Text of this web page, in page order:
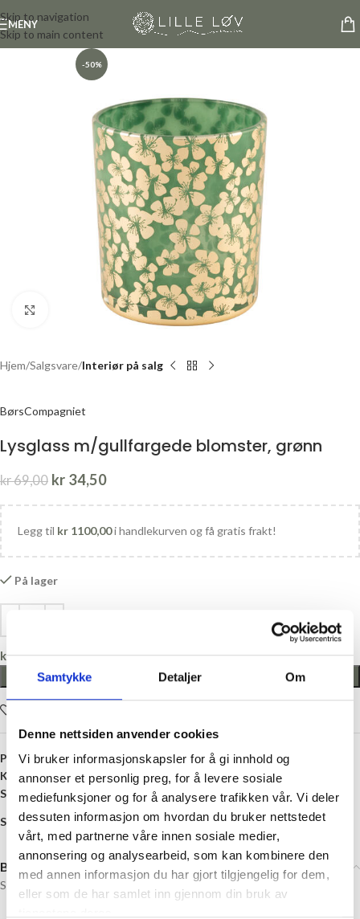
Samtykke Detaljer Om
Denne nettsiden anvender cookies
Vi bruker informasjonskapsler for å gi innhold og
annonser et personlig preg, for å levere sosiale
mediefunksjoner og for å analysere trafikken vår. Vi deler
dessuten informasjon om hvordan du bruker nettstedet
vårt, med partnerne våre innen sosiale medier,
annonsering og analysearbeid, som kan kombinere den
med annen informasjon du har gjort tilgjengelig for dem,
eller som de har samlet inn gjennom din bruk av
Skip to navigation
Skip to main content
MENY
-50%
Click to enlarge
Hjem Salgsvare Interiør på salg
BørsCompagniet
Lysglass m/gullfargede blomster, grønn
kr69,00 kr 34,50
Legg til kr 1100,00i handlekurven og få gratis frakt!
På lager
kr0,00
LEGG I HANDLEKURV
Produktnummer:BC-119851
Kategorier:Interiør på salg Salgsvare ,Vaser og lysestaker
Stikkord:Gave,Glass Grønn ,Gull
Share:
Beskrivelse
Størrelse: 7 x 8 cm